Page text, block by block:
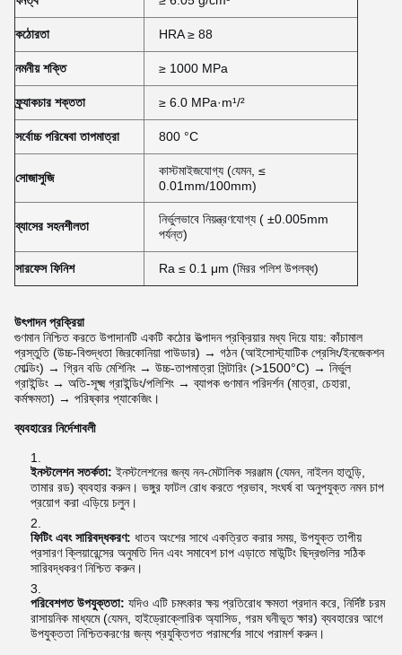
কঠোরতা HRA ≥ 88
নমনীয় শক্তি ≥ 1000 MPa
ফ্র্যাকচার শক্ততা ≥ 6.0 MPa·m¹/²
সর্বোচ্চ পরিষেবা তাপমাত্রা 800 °C
সোজাসুজি
কাস্টমাইজযোগ্য (যেমন, ≤
0.01mm/100mm)
ব্যাসের সহনশীলতা
নির্ভুলভাবে নিয়ন্ত্রণযোগ্য ( ±0.005mm
পর্যন্ত)
সারফেস ফিনিশ Ra ≤ 0.1 μm (মিরর পলিশ উপলব্ধ)
উৎপাদন প্রক্রিয়া
গুণমান নিশ্চিত করতে উপাদানটি একটি কঠোর উত্পাদন প্রক্রিয়ার মধ্য দিয়ে যায়: কাঁচামাল
প্রস্তুতি (উচ্চ-বিশুদ্ধতা জিরকোনিয়া পাউডার) → গঠন (আইসোস্ট্যাটিক প্রেসিং/ইনজেকশন
মোল্ডিং) → গ্রিন বডি মেশিনিং → উচ্চ-তাপমাত্রা সিন্টারিং (>1500°C) → নির্ভুল
গ্রাইন্ডিং → অতি-সূক্ষ্ম গ্রাইন্ডিং/পলিশিং → ব্যাপক গুণমান পরিদর্শন (মাত্রা, চেহারা,
কর্মক্ষমতা) → পরিষ্কার প্যাকেজিং।
ব্যবহারের নির্দেশাবলী
ইনস্টলেশন সতর্কতা: ইনস্টলেশনের জন্য নন-মেটালিক সরঞ্জাম (যেমন, নাইলন হাতুড়ি,
তামার রড) ব্যবহার করুন। ভঙ্গুর ফাটল রোধ করতে প্রভাব, সংঘর্ষ বা অনুপযুক্ত নমন চাপ
প্রয়োগ করা এড়িয়ে চলুন।
ফিটিং এবং সারিবদ্ধকরণ: ধাতব অংশের সাথে একত্রিত করার সময়, উপযুক্ত তাপীয়
প্রসারণ ক্লিয়ারেন্সের অনুমতি দিন এবং সমাবেশ চাপ এড়াতে মাউন্টিং ছিদ্রগুলির সঠিক
সারিবদ্ধকরণ নিশ্চিত করুন।
পরিবেশগত উপযুক্ততা: যদিও এটি চমৎকার ক্ষয় প্রতিরোধ ক্ষমতা প্রদান করে, নির্দিষ্ট চরম
রাসায়নিক মাধ্যমে (যেমন, হাইড্রোক্লোরিক অ্যাসিড, গরম ঘনীভূত ক্ষার) ব্যবহারের আগে
উপযুক্ততা নিশ্চিতকরণের জন্য প্রযুক্তিগত পরামর্শের সাথে পরামর্শ করুন।